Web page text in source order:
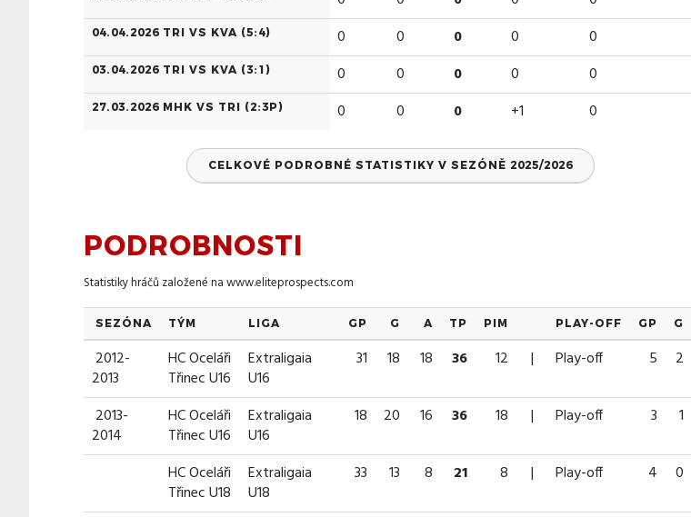
04.04.2026 TRI VS KVA (5:4) 0 0 0 0 0
03.04.2026 TRI VS KVA (3:1) 0 0 0 0 0
27.03.2026 MHK VS TRI (2:3P) 0 0 0 +1 0
CELKOVÉ PODROBNÉ STATISTIKY V SEZÓNĚ 2025/2026
PODROBNOSTI
Statistiky hráčů založené nawww.eliteprospects.com
SEZÓNA TÝM LIGA GP G A TP PIM PLAY-OFF GP G
2012-
2013
HC Oceláři
Třinec U16
Extraligaia
U16
31 18 18 36 12 | Play-off 5 2
2013-
2014
HC Oceláři
Třinec U16
Extraligaia
U16
18 20 16 36 18 | Play-off 3 1
HC Oceláři
Třinec U18
Extraligaia
U18
33 13 8 21 8 | Play-off 4 0